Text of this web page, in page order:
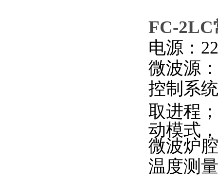
FC-2LC
电源：
微波源
控制系
取进程
动模式
微波炉
温度测